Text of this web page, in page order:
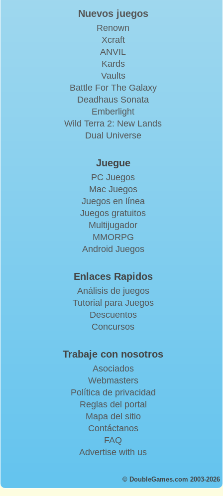
Nuevos juegos
Renown
Xcraft
ANVIL
Kards
Vaults
Battle For The Galaxy
Deadhaus Sonata
Emberlight
Wild Terra 2: New Lands
Dual Universe
Juegue
PC Juegos
Mac Juegos
Juegos en línea
Juegos gratuitos
Multijugador
MMORPG
Android Juegos
Enlaces Rapidos
Análisis de juegos
Tutorial para Juegos
Descuentos
Concursos
Trabaje con nosotros
Asociados
Webmasters
Política de privacidad
Reglas del portal
Mapa del sitio
Contáctanos
FAQ
Advertise with us
© DoubleGames.com 2003-2026